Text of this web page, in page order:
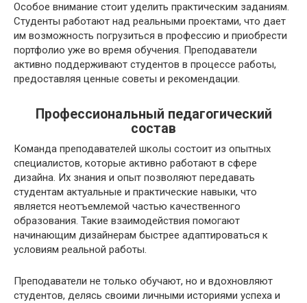
Особое внимание стоит уделить практическим заданиям.
Студенты работают над реальными проектами, что дает
им возможность погрузиться в профессию и приобрести
портфолио уже во время обучения. Преподаватели
активно поддерживают студентов в процессе работы,
предоставляя ценные советы и рекомендации.
Профессиональный педагогический
состав
Команда преподавателей школы состоит из опытных
специалистов, которые активно работают в сфере
дизайна. Их знания и опыт позволяют передавать
студентам актуальные и практические навыки, что
является неотъемлемой частью качественного
образования. Такие взаимодействия помогают
начинающим дизайнерам быстрее адаптироваться к
условиям реальной работы.
Преподаватели не только обучают, но и вдохновляют
студентов, делясь своими личными историями успеха и